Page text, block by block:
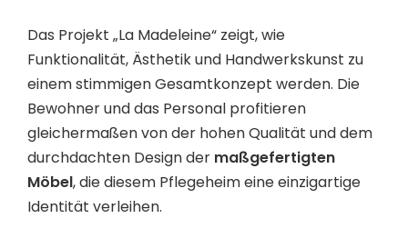
Das Projekt „La Madeleine“ zeigt, wie
Funktionalität, Ästhetik und Handwerkskunst zu
einem stimmigen Gesamtkonzept werden. Die
Bewohner und das Personal profitieren
gleichermaßen von der hohen Qualität und dem
durchdachten Design der maßgefertigten
Möbel, die diesem Pflegeheim eine einzigartige
Identität verleihen.